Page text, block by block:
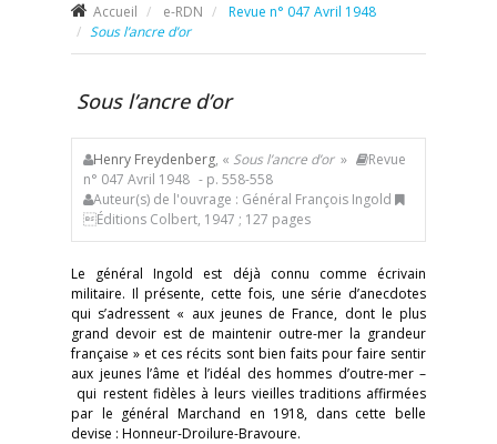
Accueil e-RDN
Revue n° 047 Avril 1948
Sous l’ancre d’or
Sous l’ancre d’or
Henry Freydenberg, « Sous l’ancre d’or»
Revue
n° 047 Avril 1948 - p. 558-558
Auteur(s) de l'ouvrage : Général François Ingold
Éditions Colbert, 1947 ; 127 pages
Le général Ingold est déjà connu comme écrivain
militaire. Il présente, cette fois, une série d’anecdotes
qui s’adressent « aux jeunes de France, dont le plus
grand devoir est de maintenir outre-mer la grandeur
française » et ces récits sont bien faits pour faire sentir
aux jeunes l’âme et l’idéal des hommes d’outre-mer –
qui restent fidèles à leurs vieilles traditions affirmées
par le général Marchand en 1918, dans cette belle
devise : Honneur-Droilure-Bravoure.